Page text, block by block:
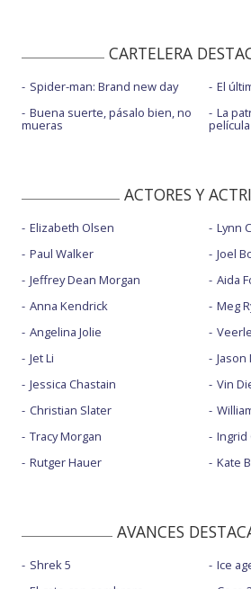
CARTELERA
Spider-man: Brand new day
Buena suerte, pásalo bien, no
mueras
El
La
película
ACTORES Y
Elizabeth Olsen
Paul Walker
Jeffrey Dean Morgan
Anna Kendrick
Angelina Jolie
Jet Li
Jessica Chastain
Christian Slater
Tracy Morgan
Rutger Hauer
Lynn
Joel
Aida
Meg
Jason
Vin
Ingrid
Kate
AVANCES
Shrek 5
Ice